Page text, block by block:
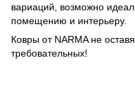
вариаций, возможно
помещению и интерьеру.
Ковры от NARMA не
требовательных!